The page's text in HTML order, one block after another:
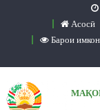
Асосӣ
Барои